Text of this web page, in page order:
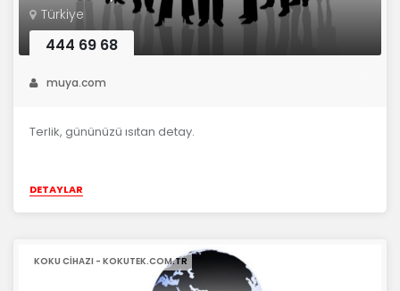
Türkiye
444 69 68
muya.com
Terlik, gününüzü ısıtan detay.
DETAYLAR
KOKU CIHAZI - KOKUTEK.COM.TR